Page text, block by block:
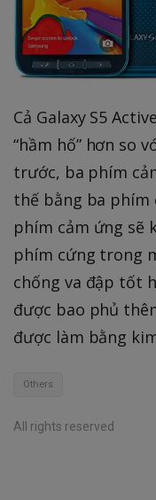
Cả Galaxy S5
“hầm hố” hơn so
trước, ba phím
thế bằng ba phím
phím cảm ứng sẽ
phím cứng trong
chống va đập tốt
được bao phủ
được làm bằng
Others
All rights reserved